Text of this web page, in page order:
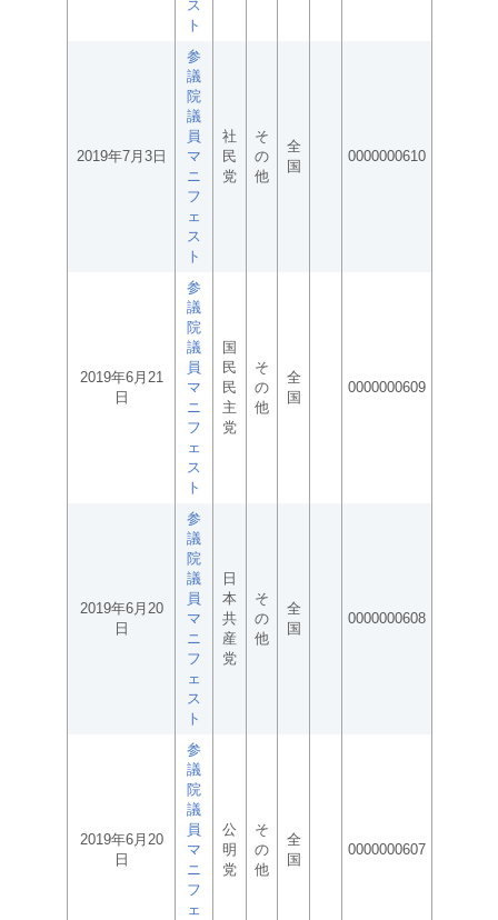
ス
ト
2019年7月3日
参
議
院
議
員
マ
ニ
フ
ェ
ス
ト
社
民
党
そ
の
他
全
国
0000000610
2019年6月21
日
参
議
院
議
員
マ
ニ
フ
ェ
ス
ト
国
民
民
主
党
そ
の
他
全
国
0000000609
2019年6月20
日
参
議
院
議
員
マ
ニ
フ
ェ
ス
ト
日
本
共
産
党
そ
の
他
全
国
0000000608
2019年6月20
日
参
議
院
議
員
マ
ニ
フ
ェ
公
明
党
そ
の
他
全
国
0000000607